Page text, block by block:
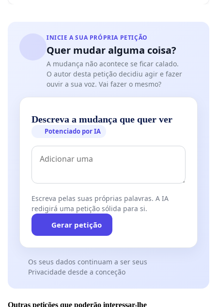
INICIE A SUA PRÓPRIA PETIÇÃO
Quer mudar alguma coisa?
A mudança não acontece se ficar calado.
O autor desta petição decidiu agir e fazer
ouvir a sua voz. Vai fazer o mesmo?
Descreva a mudança que quer ver
Potenciado por IA
Escreva pelas suas próprias palavras. A IA
redigirá uma petição sólida para si.
Gerar petição
Os seus dados continuam a ser seus
Privacidade desde a conceção
Outras petições que poderão interessar-lhe